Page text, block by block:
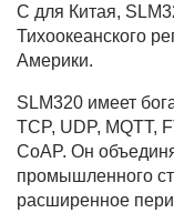
C для Китая,
Тихоокеанского
Америки.
SLM320 имеет
TCP, UDP, MQTT,
CoAP. Он
промышленного
расширенное